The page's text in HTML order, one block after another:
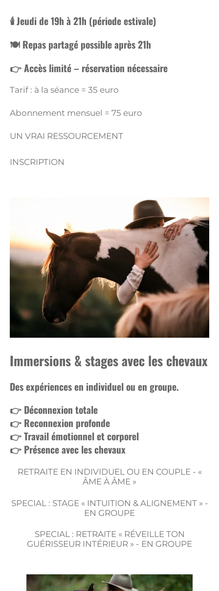
🕯️ Jeudi de 19h à 21h (période estivale)
🍽️ Repas partagé possible après 21h
👉 Accès limité – réservation nécessaire
Tarif : à la séance = 35 euro
Abonnement mensuel = 75 euro
UN VRAI RESSOURCEMENT
INSCRIPTION
Immersions & stages avec les chevaux
Des expériences en individuel ou en groupe.
👉 Déconnexion totale
👉 Reconnexion profonde
👉 Travail émotionnel et corporel
👉 Présence avec les chevaux
RETRAITE EN INDIVIDUEL OU EN COUPLE - «
ÂME À ÂME »
SPECIAL : STAGE « INTUITION & ALIGNEMENT » -
EN GROUPE
SPECIAL : RETRAITE « RÉVEILLE TON
GUÉRISSEUR INTÉRIEUR » - EN GROUPE